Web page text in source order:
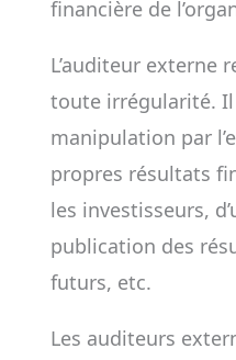
financière de
L’auditeur externe
toute irrégularité. Il
manipulation par
propres résultats
les investisseurs,
publication des
futurs, etc.
Les auditeurs